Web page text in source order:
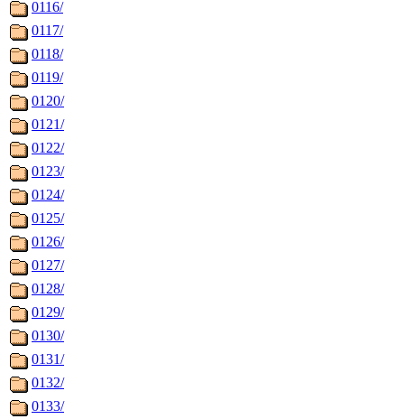
0116/
0117/
0118/
0119/
0120/
0121/
0122/
0123/
0124/
0125/
0126/
0127/
0128/
0129/
0130/
0131/
0132/
0133/